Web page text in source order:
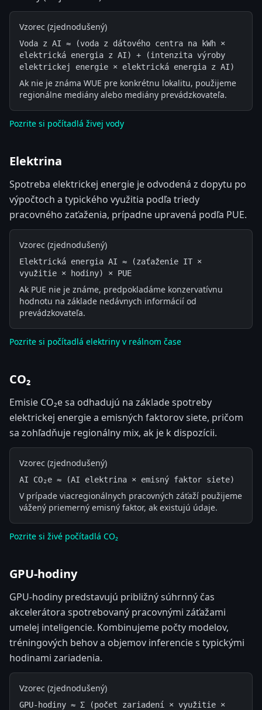
Vzorec (zjednodušený)
Voda z AI ≈ (voda z dátového centra na kWh ×
elektrická energia z AI) + (intenzita výroby
elektrickej energie × elektrická energia z AI)
Ak nie je známa WUE pre konkrétnu lokalitu, použijeme
regionálne mediány alebo mediány prevádzkovateľa.
Pozrite si počítadlá živej vody
Elektrina
Spotreba elektrickej energie je odvodená z dopytu po
výpočtoch a typického využitia podľa triedy
pracovného zaťaženia, prípadne upravená podľa PUE.
Vzorec (zjednodušený)
Elektrická energia AI ≈ (zaťaženie IT ×
využitie × hodiny) × PUE
Ak PUE nie je známe, predpokladáme konzervatívnu
hodnotu na základe nedávnych informácií od
prevádzkovateľa.
Pozrite si počítadlá elektriny v reálnom čase
CO₂
Emisie CO₂e sa odhadujú na základe spotreby
elektrickej energie a emisných faktorov siete, pričom
sa zohľadňuje regionálny mix, ak je k dispozícii.
Vzorec (zjednodušený)
AI CO₂e ≈ (AI elektrina × emisný faktor siete)
V prípade viacregionálnych pracovných záťaží použijeme
vážený priemerný emisný faktor, ak existujú údaje.
Pozrite si živé počítadlá CO₂
GPU-hodiny
GPU-hodiny predstavujú približný súhrnný čas
akcelerátora spotrebovaný pracovnými záťažami
umelej inteligencie. Kombinujeme počty modelov,
tréningových behov a objemov inferencie s typickými
hodinami zariadenia.
Vzorec (zjednodušený)
GPU-hodiny ≈ Σ (počet zariadení × využitie ×